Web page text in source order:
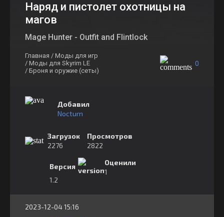
Наряд и пистолет охотницы на
магов
Mage Hunter - Outfit and Flintlock
Главная / Моды для игр
/ Моды для Skyrim LE
/ Броня и оружие (сеты)
0
Добавил
Nocturn
Загрузок
2276
Просмотров
2822
Версия
1.2
Оценили
1
2023-12-04 15:16